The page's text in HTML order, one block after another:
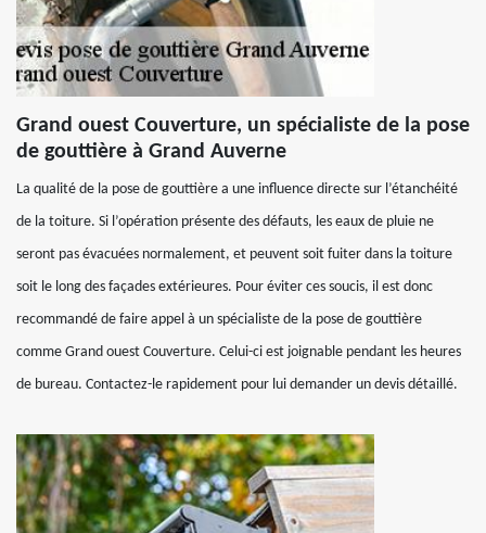
Grand ouest Couverture, un spécialiste de la pose
de gouttière à Grand Auverne
La qualité de la pose de gouttière a une influence directe sur l’étanchéité
de la toiture. Si l’opération présente des défauts, les eaux de pluie ne
seront pas évacuées normalement, et peuvent soit fuiter dans la toiture
soit le long des façades extérieures. Pour éviter ces soucis, il est donc
recommandé de faire appel à un spécialiste de la pose de gouttière
comme Grand ouest Couverture. Celui-ci est joignable pendant les heures
de bureau. Contactez-le rapidement pour lui demander un devis détaillé.